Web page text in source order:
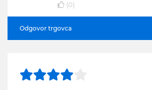
(0)
Odgovor trgovca